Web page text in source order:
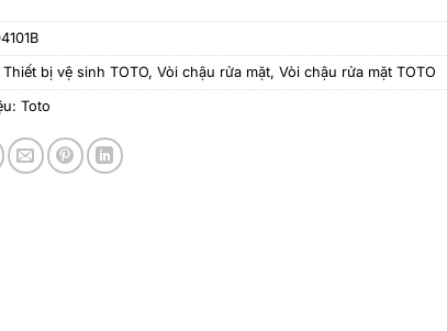
Thiết bị vệ sinh TOTO, Vòi chậu rửa mặt, Vòi chậu rửa mặt TOTO
Toto